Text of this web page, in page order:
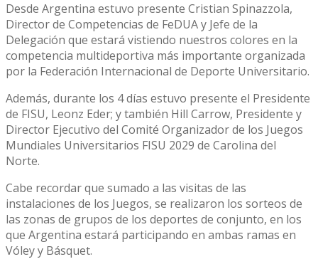
Desde Argentina estuvo presente Cristian Spinazzola,
Director de Competencias de FeDUA y Jefe de la
Delegación que estará vistiendo nuestros colores en la
competencia multideportiva más importante organizada
por la Federación Internacional de Deporte Universitario.
Además, durante los 4 días estuvo presente el Presidente
de FISU, Leonz Eder; y también Hill Carrow, Presidente y
Director Ejecutivo del Comité Organizador de los Juegos
Mundiales Universitarios FISU 2029 de Carolina del
Norte.
Cabe recordar que sumado a las visitas de las
instalaciones de los Juegos, se realizaron los sorteos de
las zonas de grupos de los deportes de conjunto, en los
que Argentina estará participando en ambas ramas en
Vóley y Básquet.